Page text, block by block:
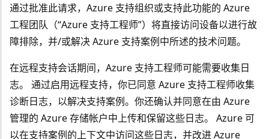
通过批准此请求，Azure 支持组织或支持此功能的 Azure
工程团队（“Azure 支持工程师”）将直接访问设备以进行故
障排除，并/或解决 Azure 支持案例中所述的技术问题。
在远程支持会话期间，Azure 支持工程师可能需要收集日
志。 通过启用远程支持，你已同意 Azure 支持工程师收集
诊断日志，以解决支持案例。你还确认并同意在由 Azure
管理的 Azure 存储帐户中上传和保留这些日志。 Azure 可
以在支持案例的上下文中访问这些日志，并改进 Azure